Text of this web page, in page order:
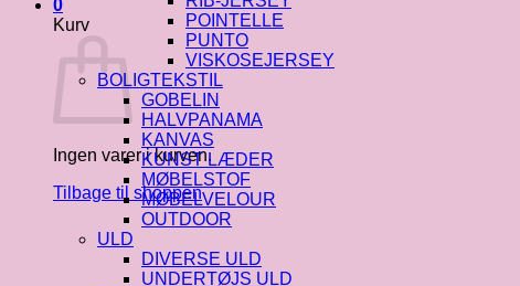
0
Kurv
Ingen varer i kurven.
Tilbage til shoppen
POINTELLE
PUNTO
VISKOSEJERSEY
BOLIGTEKSTIL
GOBELIN
HALVPANAMA
KANVAS
KUNST LÆDER
MØBELSTOF
MØBELVELOUR
OUTDOOR
ULD
DIVERSE ULD
UNDERTØJS ULD